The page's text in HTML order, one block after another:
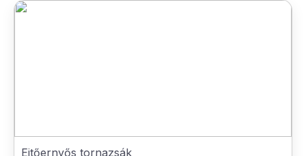
Ejtőernyős tornazsák